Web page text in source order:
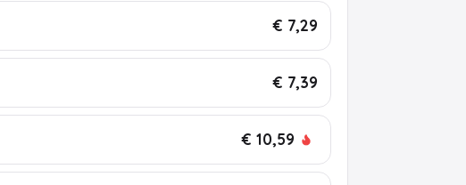
€ 7,29
€ 7,39
€ 10,59